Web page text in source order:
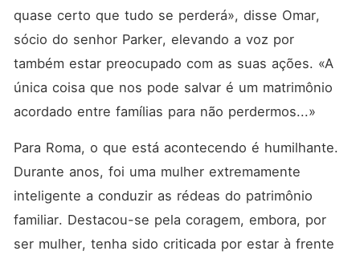
quase certo que tudo se perderá», disse Omar,
sócio do senhor Parker, elevando a voz por
também estar preocupado com as suas ações. «A
única coisa que nos pode salvar é um matrimônio
acordado entre famílias para não perdermos...»
Para Roma, o que está acontecendo é humilhante.
Durante anos, foi uma mulher extremamente
inteligente a conduzir as rédeas do patrimônio
familiar. Destacou-se pela coragem, embora, por
ser mulher, tenha sido criticada por estar à frente